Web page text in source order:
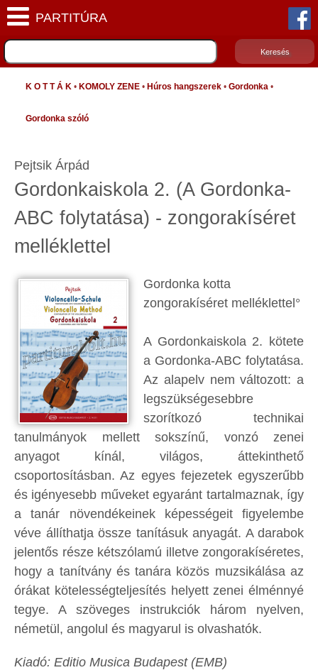
K O T T Á K • KOMOLY ZENE • Húros hangszerek • Gordonka •
Gordonka szóló
Pejtsik Árpád
Gordonkaiskola 2. (A Gordonka-
ABC folytatása) - zongorakíséret
melléklettel
Gordonka kotta
zongorakíséret melléklettel°
A Gordonkaiskola 2. kötete
a Gordonka-ABC folytatása.
Az alapelv nem változott: a
legszükségesebbre
szorítkozó technikai
tanulmányok mellett sokszínű, vonzó zenei
anyagot kínál, világos, áttekinthető
csoportosításban. Az egyes fejezetek egyszerűbb
és igényesebb műveket egyaránt tartalmaznak, így
a tanár növendékeinek képességeit figyelembe
véve állíthatja össze tanításuk anyagát. A darabok
jelentős része kétszólamú illetve zongorakíséretes,
hogy a tanítvány és tanára közös muzsikálása az
órákat kötelességteljesítés helyett zenei élménnyé
tegye. A szöveges instrukciók három nyelven,
németül, angolul és magyarul is olvashatók.
Kiadó: Editio Musica Budapest (EMB)